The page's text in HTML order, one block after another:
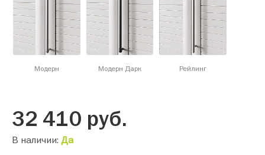
Модерн Модерн Дарк Рейлинг
32 410 руб.
В наличии: Да